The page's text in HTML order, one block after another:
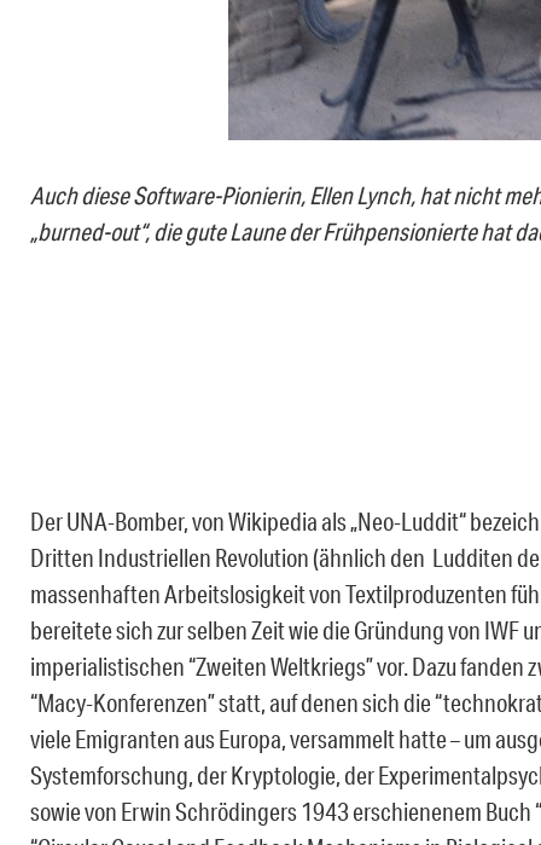
Auch diese Software-Pionierin, Ellen Lynch, hat nicht
„burned-out“, die gute Laune der Frühpensionierte hat
Der UNA-Bomber, von Wikipedia als „Neo-Luddit“
Dritten Industriellen Revolution (ähnlich den Ludditen
massenhaften Arbeitslosigkeit von Textilproduzenten
bereitete sich zur selben Zeit wie die Gründung von IWF
imperialistischen “Zweiten Weltkriegs” vor. Dazu
“Macy-Konferenzen” statt, auf denen sich die
viele Emigranten aus Europa, versammelt hatte – um
Systemforschung, der Kryptologie, der
sowie von Erwin Schrödingers 1943 erschienenem Buch